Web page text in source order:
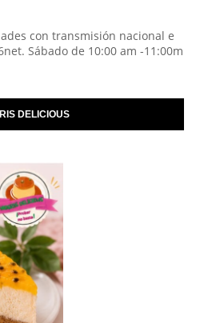
con transmisión nacional e
Sábado de 10:00 am -11:00m
DELICIOUS